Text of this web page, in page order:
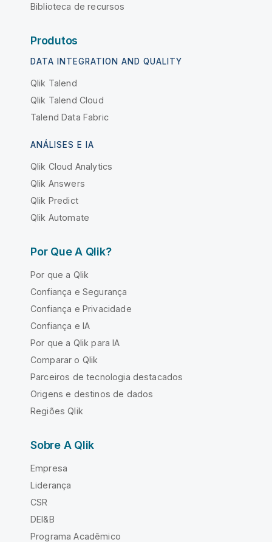
Biblioteca de recursos
Produtos
DATA INTEGRATION AND QUALITY
Qlik Talend
Qlik Talend Cloud
Talend Data Fabric
ANÁLISES E IA
Qlik Cloud Analytics
Qlik Answers
Qlik Predict
Qlik Automate
Por Que A Qlik?
Por que a Qlik
Confiança e Segurança
Confiança e Privacidade
Confiança e IA
Por que a Qlik para IA
Comparar o Qlik
Parceiros de tecnologia destacados
Origens e destinos de dados
Regiões Qlik
Sobre A Qlik
Empresa
Liderança
CSR
DEI&B
Programa Acadêmico